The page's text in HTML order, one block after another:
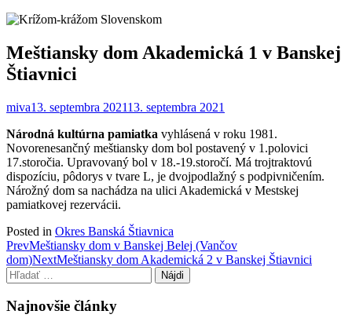
Meštiansky dom Akademická 1 v Banskej
Štiavnici
miva13. septembra 202113. septembra 2021
Národná kultúrna pamiatka vyhlásená v roku 1981.
Novorenesančný meštiansky dom bol postavený v 1.polovici
17.storočia. Upravovaný bol v 18.-19.storočí. Má trojtraktovú
dispozíciu, pôdorys v tvare L, je dvojpodlažný s podpivničením.
Nárožný dom sa nachádza na ulici Akademická v Mestskej
pamiatkovej rezervácii.
Posted in Okres Banská Štiavnica
Post
navigation
PrevMeštiansky dom v Banskej Belej (Vančov
dom)NextMeštiansky dom Akademická 2 v Banskej Štiavnici
Hľadať:
Najnovšie články